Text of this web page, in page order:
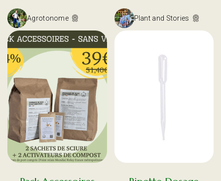
Agrotonome Plant and Stories